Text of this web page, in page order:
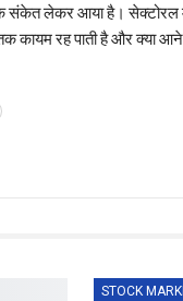
संकेत लेकर आया है। सेक्टोरल
तक कायम रह पाती है और
STOCK